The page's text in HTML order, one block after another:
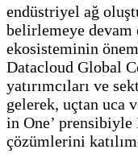
endüstriyel ağ
belirlemeye
ekosisteminin
Datacloud Global
yatırımcıları ve
gelerek, uçtan uca
in One’ prensibiyle
çözümlerini